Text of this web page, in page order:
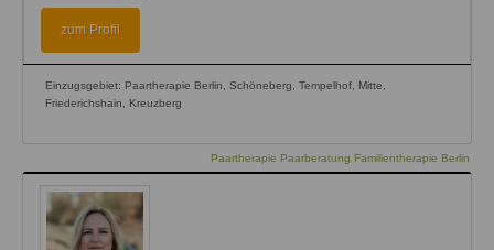
zum Profil
Einzugsgebiet: Paartherapie Berlin, Schöneberg, Tempelhof, Mitte,
Friederichshain, Kreuzberg
Paartherapie Paarberatung Familientherapie Berlin